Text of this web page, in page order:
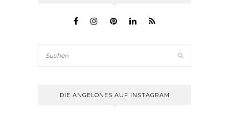
DIE ANGELONES AUF INSTAGRAM